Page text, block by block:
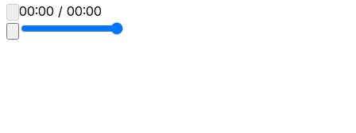
00:00 / 00:00